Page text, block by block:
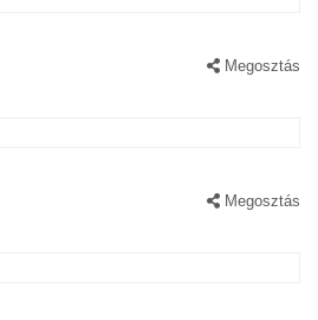
Megosztás
Megosztás